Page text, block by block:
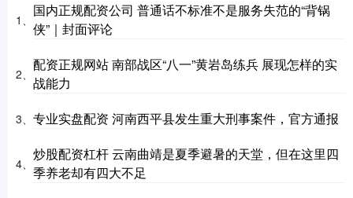
1、
国内正规配资公司 普通话不标准不是服务失范的“背锅
侠”｜封面评论
2、
配资正规网站 南部战区“八一”黄岩岛练兵 展现怎样的实
战能力
3、 专业实盘配资 河南西平县发生重大刑事案件，官方通报
4、
炒股配资杠杆 云南曲靖是夏季避暑的天堂，但在这里四
季养老却有四大不足